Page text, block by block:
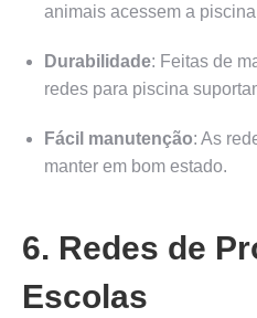
animais acessem a
Durabilidade: Feitas de
redes para piscina
Fácil manutenção: As
manter em bom estado.
6. Redes de
Escolas